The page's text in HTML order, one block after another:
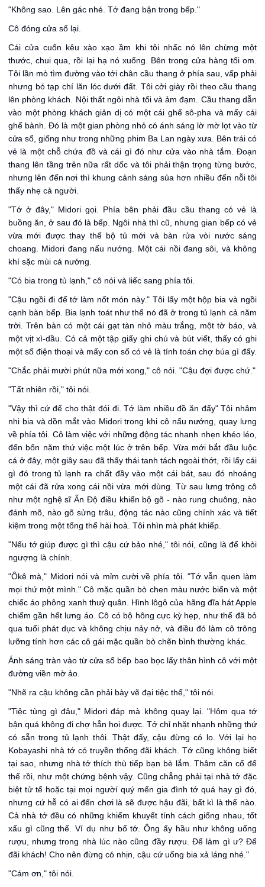
"Không sao. Lên gác nhé. Tớ đang bận trong bếp."
Cô đóng cửa sổ lại.
Cái cửa cuốn kêu xào xạo ầm khi tôi nhấc nó lên chừng một
thước, chui qua, rồi lại hạ nó xuống. Bên trong cửa hàng tối om.
Tôi lần mò tìm đường vào tới chân cầu thang ở phía sau, vấp phải
nhưng bó tạp chí lăn lóc dưới đất. Tôi cởi giày rồi theo cầu thang
lên phòng khách. Nội thất ngôi nhà tối và ảm đạm. Cầu thang dẫn
vào một phòng khách giản dị có một cái ghế sô-pha và mấy cái
ghế bành. Đó là một gian phòng nhỏ có ánh sáng lờ mờ lọt vào từ
cửa sổ, giống như trong những phim Ba Lan ngày xưa. Bên trái có
vẻ là một chỗ chứa đồ và cái gì đó như cửa vào nhà tắm. Đoạn
thang lên tầng trên nữa rất dốc và tôi phải thận trọng từng bước,
nhưng lên đến nơi thì khung cảnh sáng sủa hơn nhiều đến nỗi tôi
thấy nhẹ cả người.
"Tớ ở đây," Midori gọi. Phía bên phải đầu cầu thang có vẻ là
buồng ăn, ở sau đó là bếp. Ngôi nhà thì cũ, nhưng gian bếp có vẻ
vừa mới được thay thế bộ tủ mới và bàn rửa vòi nước sáng
choang. Midori đang nấu nướng. Một cái nồi đang sôi, và không
khí sặc mùi cá nướng.
"Có bia trong tủ lạnh," cô nói và liếc sang phía tôi.
"Cậu ngồi đi để tớ làm nốt món này." Tôi lấy một hộp bia và ngồi
cạnh bàn bếp. Bia lạnh toát như thể nó đã ở trong tủ lạnh cả năm
trời. Trên bàn có một cái gạt tàn nhỏ màu trắng, một tờ báo, và
một vịt xì-dầu. Có cả một tập giấy ghi chú và bút viết, thấy có ghi
một số điện thoại và mấy con số có vẻ là tính toán chợ búa gì đấy.
"Chắc phải mười phút nữa mới xong," cô nói. "Cậu đợi được chứ."
"Tất nhiên rồi," tôi nói.
"Vậy thì cứ để cho thật đói đi. Tớ làm nhiều đồ ăn đấy" Tôi nhâm
nhi bia và dồn mắt vào Midori trong khi cô nấu nướng, quay lưng
về phía tôi. Cô làm việc với những động tác nhanh nhẹn khéo léo,
đến bốn năm thứ việc một lúc ở trên bếp. Vừa mới bắt đầu luộc
cá ở đây, một giây sau đã thấy thái tanh tách ngoài thớt, rồi lấy cái
gì đó trong tủ lạnh ra chất đầy vào một cái bát, sau đó nhoáng
một cái đã rửa xong cái nồi vừa mới dùng. Từ sau lưng trông cô
như một nghệ sĩ Ấn Độ điều khiển bộ gõ - nào rung chuông, nào
đánh mõ, nào gõ sửng trâu, động tác nào cũng chính xác và tiết
kiệm trong một tổng thể hài hoà. Tôi nhìn mà phát khiếp.
"Nếu tớ giúp được gì thì cậu cứ bảo nhé," tôi nói, cũng là để khỏi
ngượng là chính.
"Ôkê mà," Midori nói và mỉm cười về phía tôi. "Tớ vẫn quen làm
mọi thứ một mình." Cô mặc quần bò chen màu nước biển và một
chiếc áo phông xanh thuỷ quân. Hình lôgô của hãng đĩa hát Apple
chiếm gần hết lưng áo. Cô có bộ hông cực kỳ hẹp, như thể đã bỏ
qua tuổi phát dục và không chịu nảy nở, và điều đó làm cô trông
lưỡng tính hơn các cô gái mặc quần bò chẽn bình thường khác.
Ánh sáng tràn vào từ cửa sổ bếp bao bọc lấy thân hình cô với một
đường viền mờ ảo.
"Nhẽ ra cậu không cần phải bày vẽ đại tiệc thế," tôi nói.
"Tiệc tùng gì đâu," Midori đáp mà không quay lại. "Hôm qua tớ
bận quá không đi chợ hẳn hoi được. Tớ chỉ nhặt nhạnh những thứ
có sẵn trong tủ lạnh thôi. Thật đấy, cậu đừng có lo. Với lại họ
Kobayashi nhà tớ có truyền thống đãi khách. Tớ cũng không biết
tại sao, nhưng nhà tớ thích thù tiếp bạn bè lắm. Thâm căn cố đế
thế rồi, như một chứng bệnh vậy. Cũng chẳng phải tại nhà tớ đặc
biệt tử tế hoặc tại mọi ngườí quý mến gia đình tớ quá hay gì đó,
nhưng cứ hễ có ai đến chơi là sẽ được hậu đãi, bất kì là thế nào.
Cả nhà tớ đều có những khiếm khuyết tính cách giống nhau, tốt
xấu gì cũng thế. Ví dụ như bố tớ. Ông ấy hầu như không uống
rượu, nhưng trong nhà lúc nào cũng đầy rượu. Để làm gì ư? Để
đãi khách! Cho nên đừng có nhịn, cậu cứ uống bia xả láng nhé."
"Cám ơn," tôi nói.